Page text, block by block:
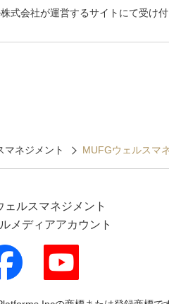
式会社が運営するサイトにて受け付
マネジメント MUFGウェルスマ
ェルスマネジメント
メディアアカウント